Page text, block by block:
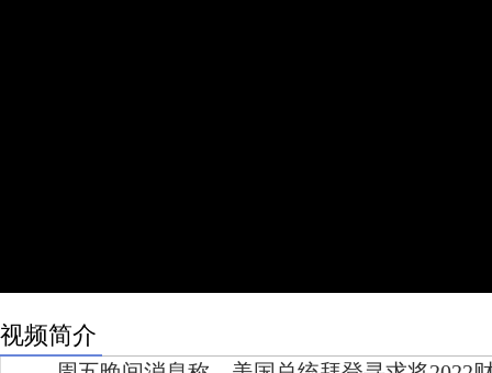
视频简介